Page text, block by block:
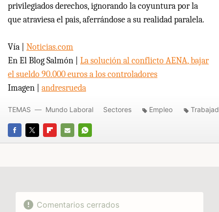
privilegiados derechos, ignorando la coyuntura por la
que atraviesa el pais, aferrándose a su realidad paralela.
Vía | Noticias.com
En El Blog Salmón | La solución al conflictoAENA, bajar
el sueldo 90.000 euros a los controladores
Imagen | andresrueda
FACEBOOK
TWITTERFLIPBOARD
E-
WHATSAPP
TEMAS Mundo Laboral Sectores Empleo
Comentarios cerrados